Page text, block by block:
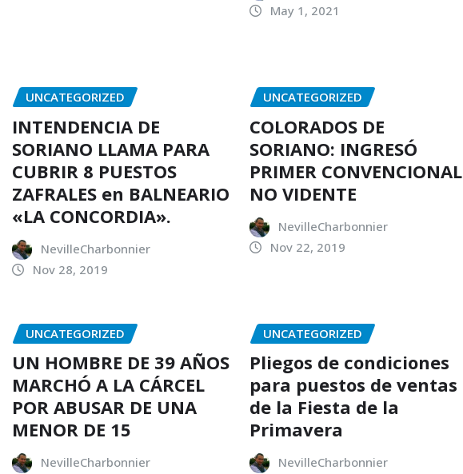
May 1, 2021
UNCATEGORIZED
INTENDENCIA DE
SORIANO LLAMA PARA
CUBRIR 8 PUESTOS
ZAFRALES en BALNEARIO
«LA CONCORDIA».
NevilleCharbonnier
Nov 28, 2019
UNCATEGORIZED
COLORADOS DE
SORIANO: INGRESÓ
PRIMER CONVENCIONAL
NO VIDENTE
NevilleCharbonnier
Nov 22, 2019
UNCATEGORIZED
UN HOMBRE DE 39 AÑOS
MARCHÓ A LA CÁRCEL
POR ABUSAR DE UNA
MENOR DE 15
NevilleCharbonnier
UNCATEGORIZED
Pliegos de condiciones
para puestos de ventas
de la Fiesta de la
Primavera
NevilleCharbonnier